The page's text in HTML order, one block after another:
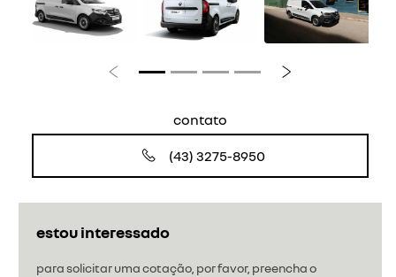
estou interessado
para solicitar uma cotação, por favor, preencha o
Anterior Próximo
contato
(43) 3275-8950